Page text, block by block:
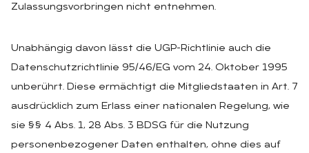
Zulassungsvorbringen nicht entnehmen.
Unabhängig davon lässt die UGP-Richtlinie auch die
Datenschutzrichtlinie 95/46/EG vom 24. Oktober 1995
unberührt. Diese ermächtigt die Mitgliedstaaten in Art. 7
ausdrücklich zum Erlass einer nationalen Regelung, wie
sie §§ 4 Abs. 1, 28 Abs. 3 BDSG für die Nutzung
personenbezogener Daten enthalten, ohne dies auf